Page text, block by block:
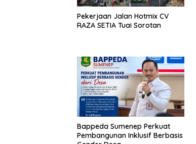
Pekerjaan Jalan Hotmix CV
RAZA SETIA Tuai Sorotan
Bappeda Sumenep Perkuat
Pembangunan Inklusif Berbasis